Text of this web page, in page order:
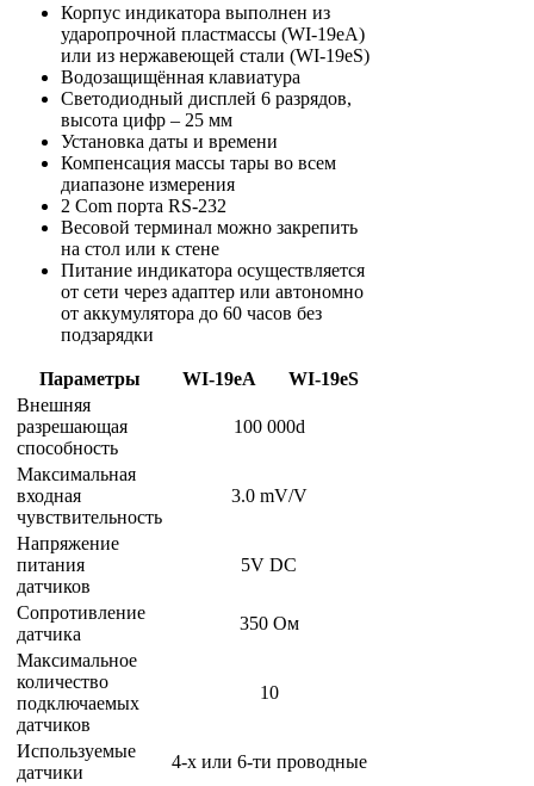
Корпус индикатора выполнен из
ударопрочной пластмассы (WI-19eA)
или из нержавеющей стали (WI-19eS)
Водозащищённая клавиатура
Светодиодный дисплей 6 разрядов,
высота цифр – 25 мм
Установка даты и времени
Компенсация массы тары во всем
диапазоне измерения
2 Com порта RS-232
Весовой терминал можно закрепить
на стол или к стене
Питание индикатора осуществляется
от сети через адаптер или автономно
от аккумулятора до 60 часов без
подзарядки
Параметры WI-19eA
WI-19eS
Внешняя
разрешающая
способность
100 000d
Максимальная
входная
чувствительность
3.0 mV/V
Напряжение
питания
датчиков
5V DC
Сопротивление
датчика
350 Ом
Максимальное
количество
подключаемых
датчиков
10
Используемые
датчики
4-х или 6-ти проводные